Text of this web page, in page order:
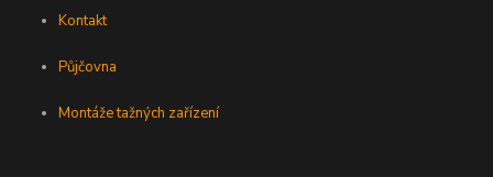
Kontakt
Půjčovna
Montáže tažných zařízení